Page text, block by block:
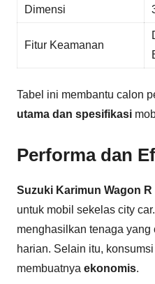
Dimensi
Fitur Keamanan
Tabel ini membantu calon
utama dan spesifikasi
Performa dan
Suzuki Karimun Wagon R
untuk mobil sekelas city car.
menghasilkan tenaga yang
harian. Selain itu,
membuatnya ekonomis.